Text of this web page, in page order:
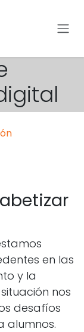
en las
y la
nos
desafíos
alumnos.